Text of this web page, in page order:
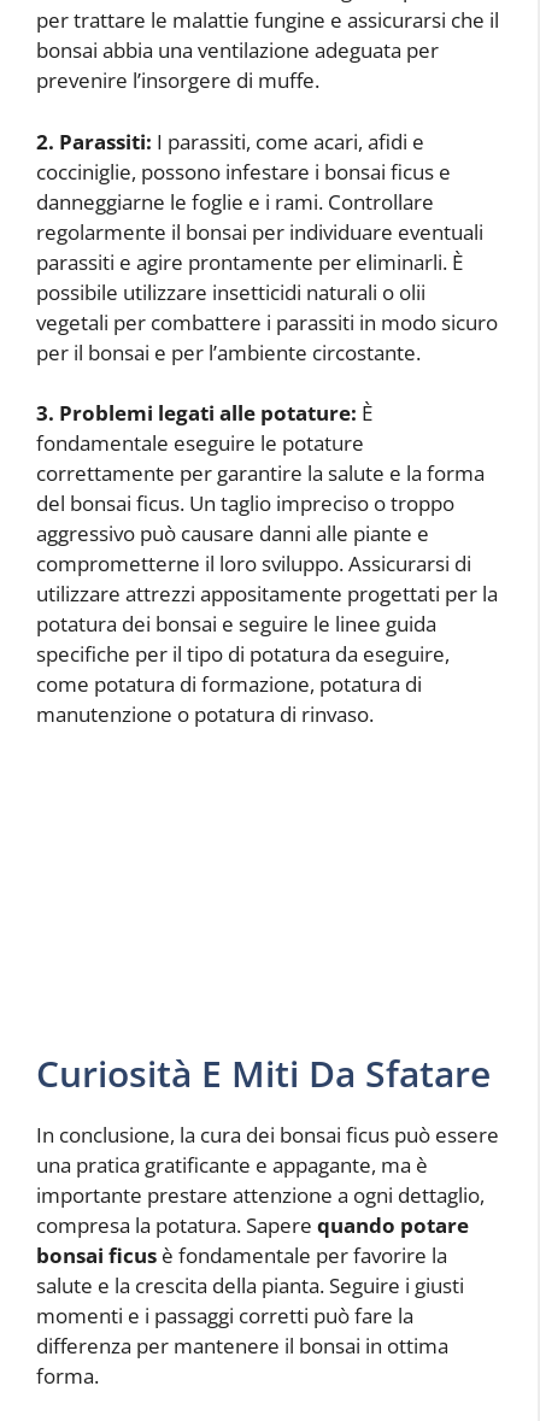
per trattare le malattie fungine e assicurarsi che il
bonsai abbia una ventilazione adeguata per
prevenire l’insorgere di muffe.
2. Parassiti: I parassiti, come acari, afidi e
cocciniglie, possono infestare i bonsai ficus e
danneggiarne le foglie e i rami. Controllare
regolarmente il bonsai per individuare eventuali
parassiti e agire prontamente per eliminarli. È
possibile utilizzare insetticidi naturali o olii
vegetali per combattere i parassiti in modo sicuro
per il bonsai e per l’ambiente circostante.
3. Problemi legati alle potature: È
fondamentale eseguire le potature
correttamente per garantire la salute e la forma
del bonsai ficus. Un taglio impreciso o troppo
aggressivo può causare danni alle piante e
comprometterne il loro sviluppo. Assicurarsi di
utilizzare attrezzi appositamente progettati per la
potatura dei bonsai e seguire le linee guida
specifiche per il tipo di potatura da eseguire,
come potatura di formazione, potatura di
manutenzione o potatura di rinvaso.
Curiosità E Miti Da Sfatare
In conclusione, la cura dei bonsai ficus può essere
una pratica gratificante e appagante, ma è
importante prestare attenzione a ogni dettaglio,
compresa la potatura. Sapere quando potare
bonsai ficus è fondamentale per favorire la
salute e la crescita della pianta. Seguire i giusti
momenti e i passaggi corretti può fare la
differenza per mantenere il bonsai in ottima
forma.